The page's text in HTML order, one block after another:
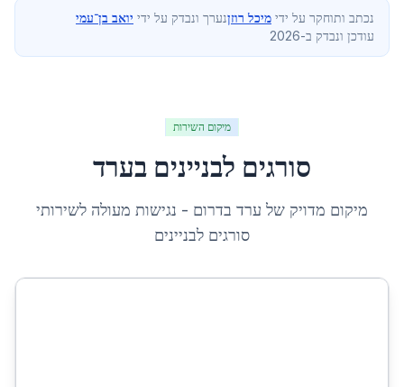
נכתב ותוחקר על ידי מיכל רוזןנערך ונבדק על ידי יואב בן־עמי
עודכן ונבדק ב-2026
מיקום השירות
סורגים לבניינים בערד
מיקום מדויק של ערד בדרום - נגישות מעולה לשירותי
סורגים לבניינים